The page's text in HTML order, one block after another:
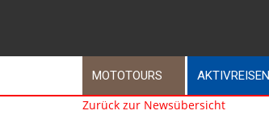
MOTOTOURS AKTIVREISEN
Zurück zur Newsübersicht